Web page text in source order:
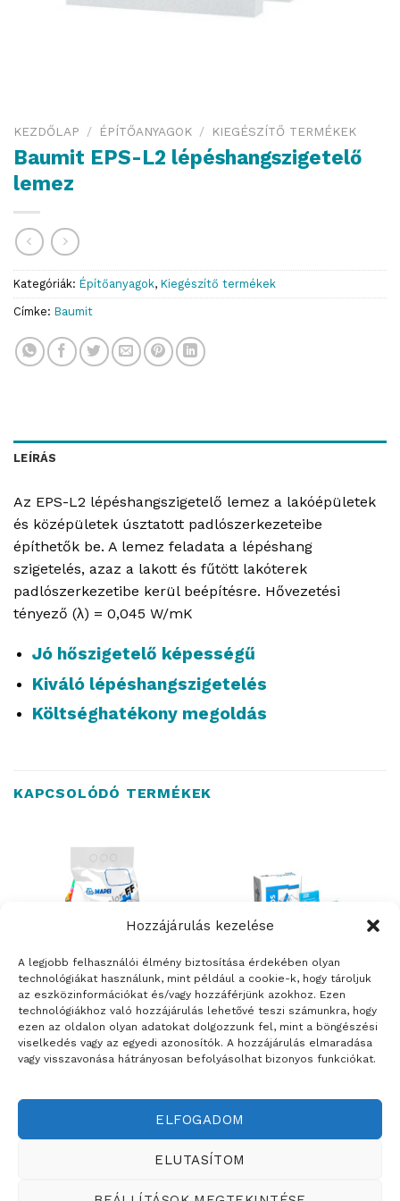
Hozzájárulás kezelése
A legjobb felhasználói élmény biztosítása érdekében olyan
technológiákat használunk, mint például a cookie-k, hogy tároljuk
az eszközinformációkat és/vagy hozzáférjünk azokhoz. Ezen
technológiákhoz való hozzájárulás lehetővé teszi számunkra, hogy
ezen az oldalon olyan adatokat dolgozzunk fel, mint a böngészési
viselkedés vagy az egyedi azonosítók. A hozzájárulás elmaradása
vagy visszavonása hátrányosan befolyásolhat bizonyos funkciókat.
ELFOGADOM
ELUTASÍTOM
KEZDŐLAP / ÉPÍTŐANYAGOK / KIEGÉSZÍTŐ TERMÉKEK
Baumit EPS-L2 lépéshangszigetelő
lemez
Kategóriák: Építőanyagok, Kiegészítő termékek
Címke: Baumit
LEÍRÁS
Az EPS-L2 lépéshangszigetelő lemez a lakóépületek
és középületek úsztatott padlószerkezeteibe
építhetők be. A lemez feladata a lépéshang
szigetelés, azaz a lakott és fűtött lakóterek
padlószerkezetibe kerül beépítésre. Hővezetési
tényező (λ) = 0,045 W/mK
Jó hőszigetelő képességű
Kiváló lépéshangszigetelés
Költséghatékony megoldás
KAPCSOLÓDÓ TERMÉKEK
BURKOLATRAGASZTÓK ÉS FUGÁZÓK
Mapei Keracolor FF Flex –
flexibilis fugázó anyag
ÉPÍTŐANYAGOK
Rigips Rimano 0-3 –
nagyszilárdságú beltéri
glettelőgipsz 0-3 mm
Weboldalt készítette:
ÉRTÉKESÍTÉSI TERÜLETEINK